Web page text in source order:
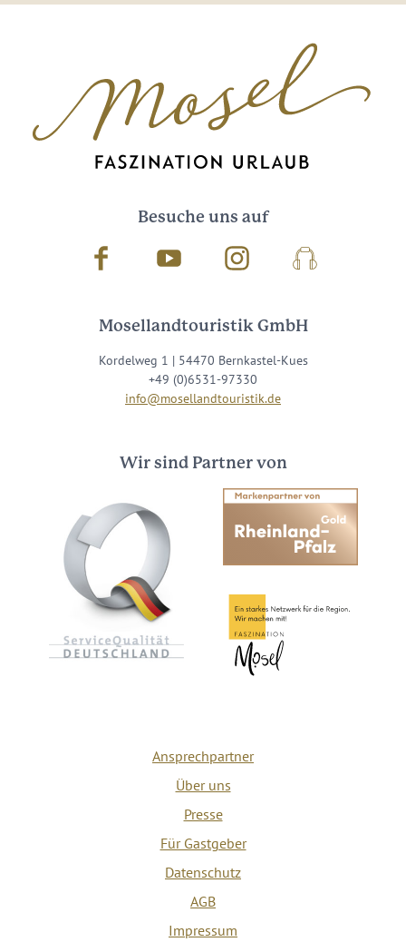
Besuche uns auf
Facebook Youtube InstagramPodcast
Mosellandtouristik GmbH
Kordelweg 1 | 54470 Bernkastel-Kues
+49 (0)6531-97330
info@mosellandtouristik.de
Wir sind Partner von
Ansprechpartner
Über uns
Presse
Für Gastgeber
Datenschutz
AGB
Impressum